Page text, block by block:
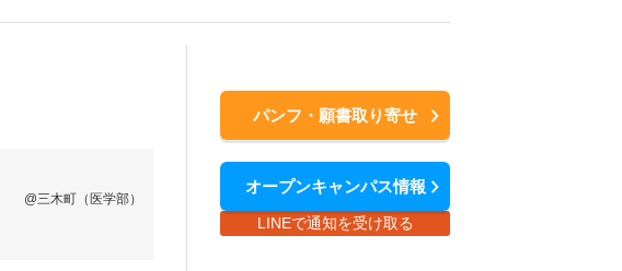
@三木町（医学部）
パンフ・願書取り寄せ
オープンキャンパス情報
LINEで通知を受け取る